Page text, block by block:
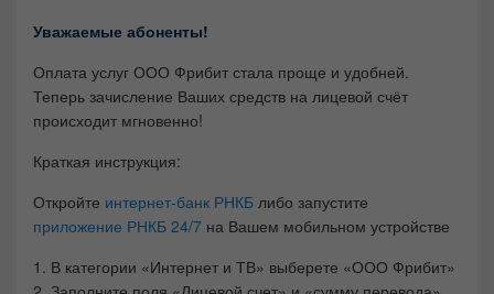
Уважаемые абоненты!
Оплата услуг ООО Фрибит стала проще и удобней.
Теперь зачисление Ваших средств на лицевой счёт
происходит мгновенно!
Краткая инструкция:
Откройте интернет-банк РНКБ либо запустите
приложение РНКБ 24/7 на Вашем мобильном устройстве
1. В категории «Интернет и ТВ» выберете «ООО Фрибит»
как можно
лучше во
откажетесь
от этих
cookie,